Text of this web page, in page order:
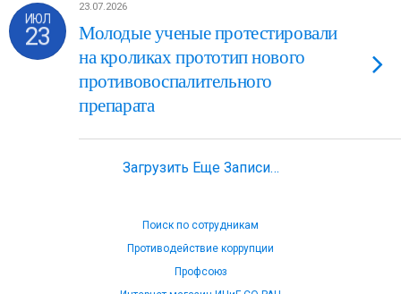
ИЮЛ
23
23.07.2026
Молодые ученые протестировали
на кроликах прототип нового
противовоспалительного
препарата
Загрузить Еще Записи…
Поиск по сотрудникам
Противодействие коррупции
Профсоюз